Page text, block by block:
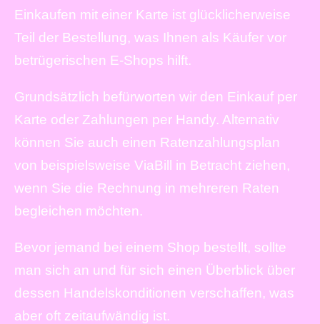
Einkaufen mit einer Karte ist glücklicherweise
Teil der Bestellung, was Ihnen als Käufer vor
betrügerischen E-Shops hilft.
Grundsätzlich befürworten wir den Einkauf per
Karte oder Zahlungen per Handy. Alternativ
können Sie auch einen Ratenzahlungsplan
von beispielsweise ViaBill in Betracht ziehen,
wenn Sie die Rechnung in mehreren Raten
begleichen möchten.
Bevor jemand bei einem Shop bestellt, sollte
man sich an und für sich einen Überblick über
dessen Handelskonditionen verschaffen, was
aber oft zeitaufwändig ist.